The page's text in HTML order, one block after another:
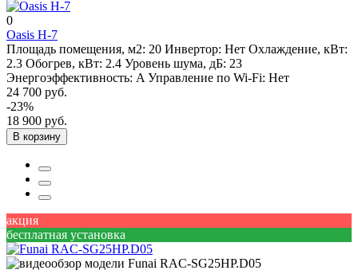
0
Oasis H-7
Площадь помещения, м2: 20 Инвертор: Нет Охлаждение, кВт:
2.3 Обогрев, кВт: 2.4 Уровень шума, дБ: 23
Энергоэффективность: A Управление по Wi-Fi: Нет
24 700 руб.
-23%
18 900 руб.
В корзину
акция
бесплатная установка